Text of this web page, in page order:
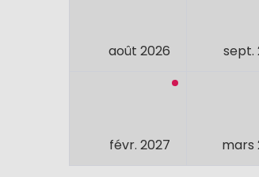
août 2026 sept.
févr. 2027 mars